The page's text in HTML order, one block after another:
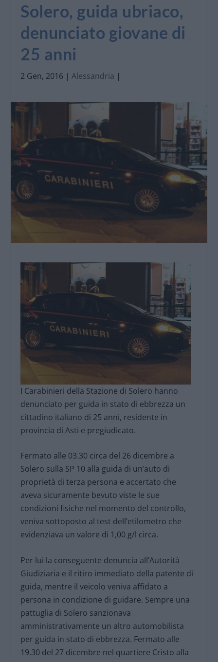
Solero, guida ubriaco,
denunciato giovane di
25 anni
2 Gen, 2016 |Alessandria |
I Carabinieri della Stazione di Solero hanno
denunciato per guida in stato di ebbrezza un
cittadino italiano di 25 anni, residente in
provincia di Asti e pregiudicato.
Fermato alle 03.30 circa del 26 dicembre a
Solero sulla SP 10 alla guida di un’auto di
proprietà di terza persona e accertato che
aveva sicuramente bevuto viste le sue
condizioni fisiche nel momento del controllo,
veniva sottoposto al test dell’etilometro che
evidenziava un valore di 1,00 g/l circa.
Per lui la conseguente denuncia all’Autorità
Giudiziaria e il ritiro immediato della patente di
guida, mentre il veicolo veniva affidato a
persona in condizione di guidare. Sempre una
pattuglia di Solero sanzionava
amministrativamente un altro automobilista
per guida in stato di ebbrezza. Fermato alle
19.30 del 27 dicembre nel quartiere Cristo alla